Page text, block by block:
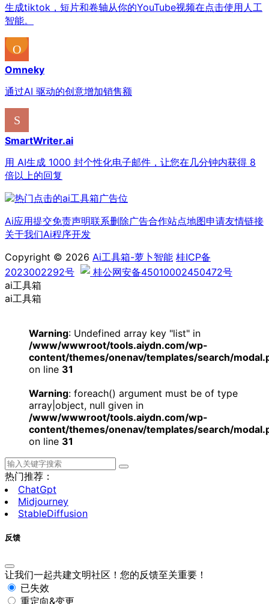
生成tiktok，短片和卷轴从你的YouTube视频在点击使用人工
智能。
Omneky
通过AI 驱动的创意增加销售额
SmartWriter.ai
用 AI生成 1000 封个性化电子邮件，让您在几分钟内获得 8
倍以上的回复
Ai应用提交免责声明联系删除广告合作站点地图申请友情链接
关于我们Ai程序开发
Copyright © 2026 Ai工具箱-萝卜智能 桂ICP备
2023002292号
桂公网安备45010002450472号
ai工具箱
ai工具箱
Warning: Undefined array key "list" in
/www/wwwroot/tools.aiydn.com/wp-
content/themes/onenav/templates/search/
on line 31
Warning: foreach() argument must be of type
array|object, null given in
/www/wwwroot/tools.aiydn.com/wp-
content/themes/onenav/templates/search/
on line 31
热门推荐：
ChatGpt
Midjourney
StableDiffusion
反馈
让我们一起共建文明社区！您的反馈至关重要！
已失效
重定向&变更